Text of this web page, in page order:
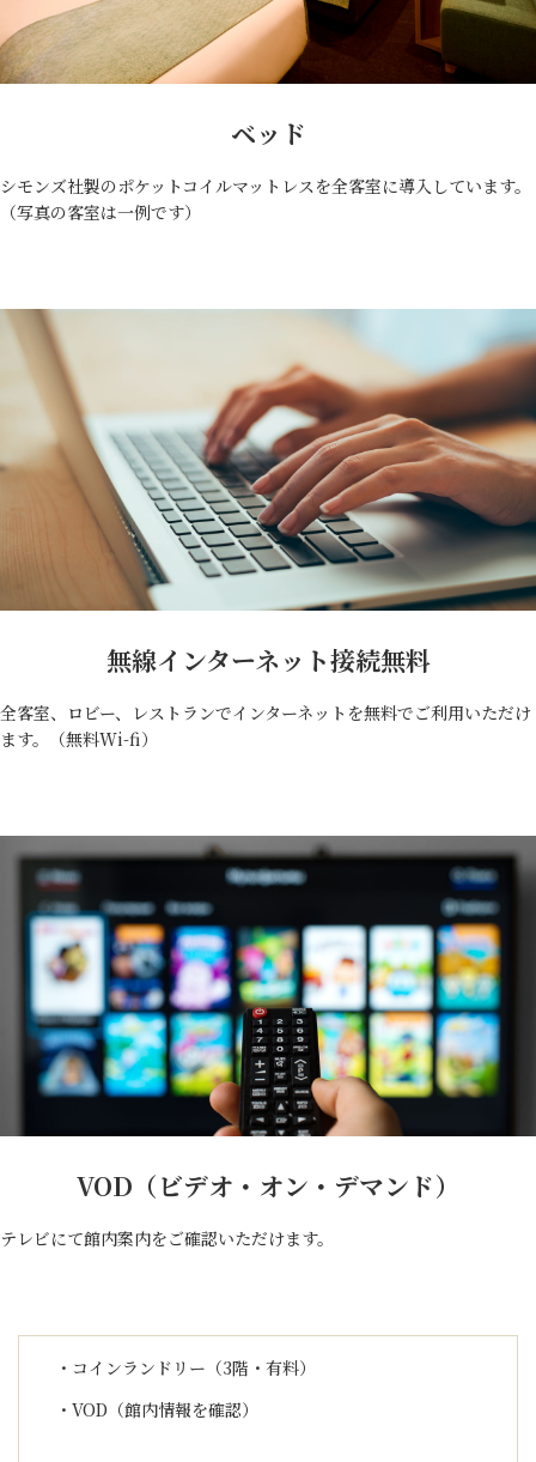
ベッド
シモンズ社製のポケットコイルマットレスを全客室に導入しています。
（写真の客室は一例です）
無線インターネット接続無料
全客室、ロビー、レストランでインターネットを無料でご利用いただけ
ます。（無料Wi-fi）
VOD（ビデオ・オン・デマンド）
テレビにて館内案内をご確認いただけます。
・コインランドリー（3階・有料）
・VOD（館内情報を確認）